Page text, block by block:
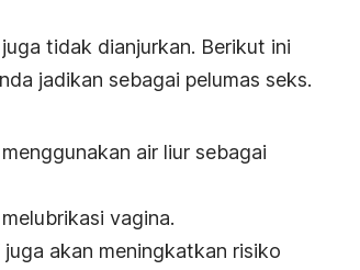
tidak dianjurkan. Berikut ini
jadikan sebagai pelumas seks.
air liur sebagai
vagina.
akan meningkatkan risiko